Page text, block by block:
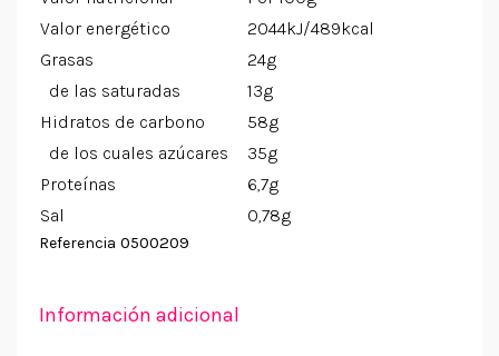
Valor energético
2044kJ/489kcal
Grasas
24g
de las saturadas
13g
Hidratos de carbono
58g
de los cuales azúcares
35g
Proteínas
6,7g
Sal
0,78g
Referencia 0500209
Información adicional